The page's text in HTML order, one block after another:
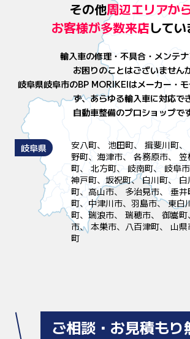
その他周辺エリアか
お客様が多数来店してい
輸入車の修理・不具合・メンテ
お困りのことはございません
岐阜県岐阜市のBP MORIKEIはメーカー・
ず、あらゆる輸入車に対応で
自動車整備のプロショップで
岐阜県
安八町、 池田町、 揖斐川町
野町、海津市、 各務原市、
町、 北方町、 岐南町、 岐阜
神戸町、坂祝町、 白川町、
町、高山市、 多治見市、 垂
町、中津川市、羽島市、 東白
町、瑞浪市、 瑞穂市、 御嵩
市、 本巣市、八百津町、 山
町
ご相談・お見積もり